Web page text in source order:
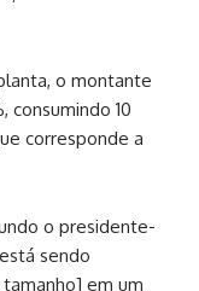
o montante
consumindo 10
corresponde a
o presidente-
sendo
em um